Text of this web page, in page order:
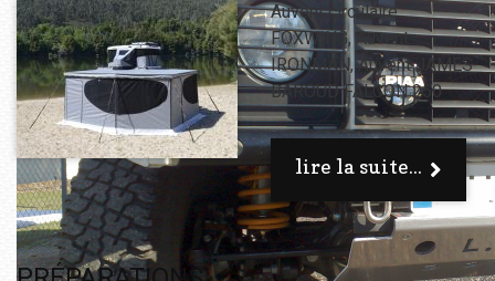
Auvent circulaire
FOXWING, Auvent
IRONMAN, Auvent JAMES
BAROUD FALCON 250
lire la suite...